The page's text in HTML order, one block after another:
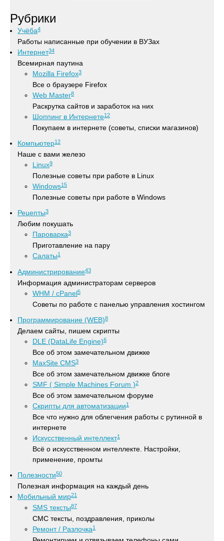
Рубрики
Учёба4
Работы написанные при обучении в ВУЗах
Интернет34
Всемирная паутина
Mozilla Firefox3
Все о браузере Firefox
Web Master8
Раскрутка сайтов и заработок на них
Шоппинг в Интернете12
Покупаем в интернете (советы, списки магазинов)
Компьютер12
Наше с вами железо
Linux9
Полезные советы при работе в Linux
Windows15
Полезные советы при работе в Windows
Рецепты3
Любим покушать
Пароварка3
Приготавление на пару
Салаты1
Администрирование43
Информация администраторам серверов
WHM / cPanel5
Советы по работе с панелью управления хостингом
Программирование (WEB)8
Делаем сайты, пишем скрипты
DLE (DataLife Engine)6
Все об этом замечательном движке
MaxSite CMS3
Все об этом замечательном движке блоге
SMF ( Simple Machines Forum )2
Все об этом замечательном форуме
Скрипты для автоматизации1
Все что нужно для облегчения работы с рутинной в
интернете
Искусственный интеллект1
Всё о искусственном интеллекте. Настройки,
применение, промты
Полезности50
Полезная информация на каждый день
Мобильный мир21
SMS тексты87
СМС тексты, поздравления, приколы
Ремонт / Разлочка1